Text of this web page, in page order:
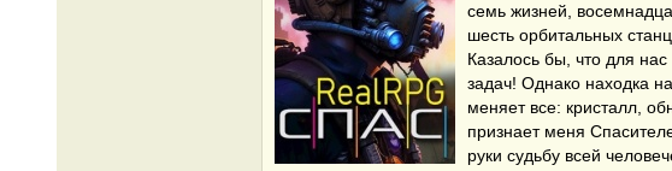
семь жизней,
шесть орбитальных
Казалось бы, что для
задач! Однако находка
меняет все: кристалл,
признает меня
руки судьбу всей